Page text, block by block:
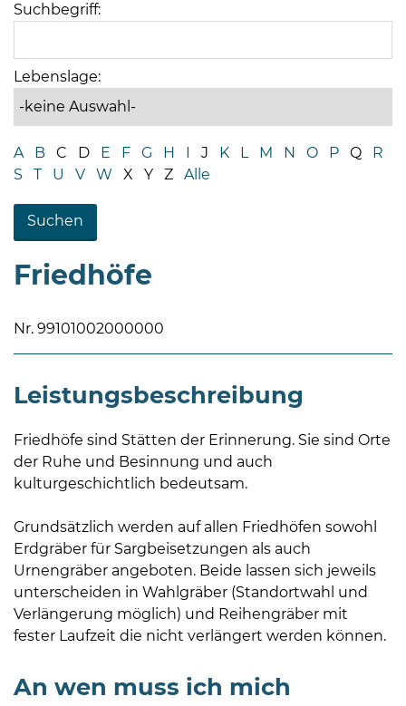
04192-
zentrale@badbramstedt.de
Mo,
Fr
08
Uhr
Do
08
und
14
Uhr
sowie
der
Suchbegriff:
Lebenslage:
A B C D E F G H I J K L M N O P Q
R
S
T U V W X Y Z Alle
Friedhöfe
Nr. 99101002000000
Leistungsbeschreibung
Friedhöfe sind Stätten der Erinnerung. Sie sind Orte
der Ruhe und Besinnung und auch
kulturgeschichtlich bedeutsam.
Grundsätzlich werden auf allen Friedhöfen sowohl
Erdgräber für Sargbeisetzungen als auch
Urnengräber angeboten. Beide lassen sich jeweils
unterscheiden in Wahlgräber (Standortwahl und
Verlängerung möglich) und Reihengräber mit
fester Laufzeit die nicht verlängert werden können.
An wen muss ich mich